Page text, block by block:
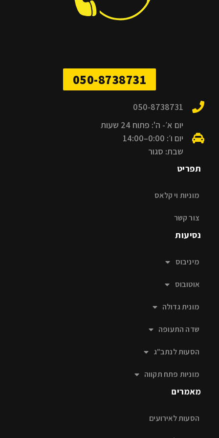
050-8738731
050-8738731
יום א׳- ה': פתוח 24 שעות
יום ו׳: 0:00–14:00
שבת: סגור
תפריט
מוניות וי קלאס
צור קשר
נסיעות
מיניבוס
אוטובוס
מונית גדולה
שדה התעופה
הסעות לנתב"ג
מוניות פתח תקווה
מאמרים
הסעות לאירועים